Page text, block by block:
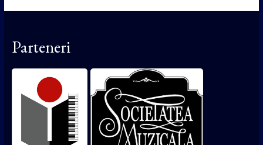
Parteneri